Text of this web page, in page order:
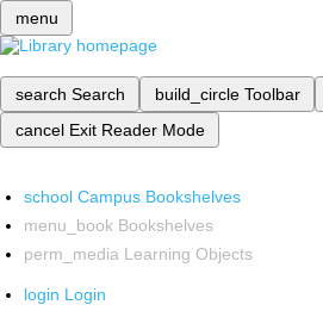
menu
search Search build_circle Toolbar
cancel Exit Reader Mode
school Campus Bookshelves
menu_book Bookshelves
perm_media Learning Objects
login Login